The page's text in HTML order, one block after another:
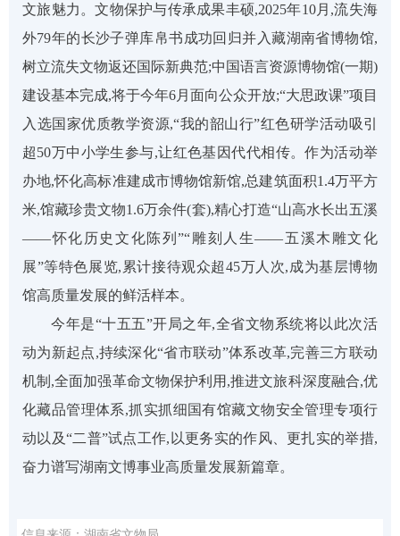
文旅魅力。文物保护与传承成果丰硕,2025年10月,流失海
外79年的长沙子弹库帛书成功回归并入藏湖南省博物馆,
树立流失文物返还国际新典范;中国语言资源博物馆(一期)
建设基本完成,将于今年6月面向公众开放;“大思政课”项目
入选国家优质教学资源,“我的韶山行”红色研学活动吸引
超50万中小学生参与,让红色基因代代相传。作为活动举
办地,怀化高标准建成市博物馆新馆,总建筑面积1.4万平方
米,馆藏珍贵文物1.6万余件(套),精心打造“山高水长出五溪
——怀化历史文化陈列”“雕刻人生——五溪木雕文化
展”等特色展览,累计接待观众超45万人次,成为基层博物
馆高质量发展的鲜活样本。
今年是“十五五”开局之年,全省文物系统将以此次活
动为新起点,持续深化“省市联动”体系改革,完善三方联动
机制,全面加强革命文物保护利用,推进文旅科深度融合,优
化藏品管理体系,抓实抓细国有馆藏文物安全管理专项行
动以及“二普”试点工作,以更务实的作风、更扎实的举措,
奋力谱写湖南文博事业高质量发展新篇章。